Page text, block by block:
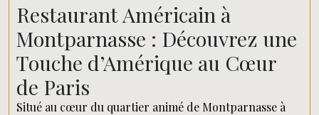
Restaurant Américain à
Montparnasse : Découvrez une
Touche d’Amérique au Cœur
de Paris
Situé au cœur du quartier animé de Montparnasse à